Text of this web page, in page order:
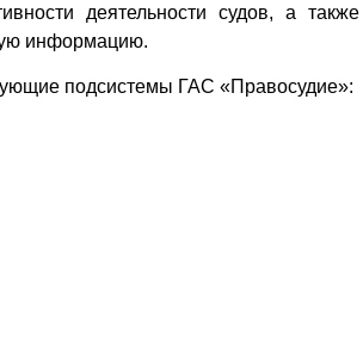
деятельности судов, а также
информацию.
подсистемы ГАС «Правосудие»: